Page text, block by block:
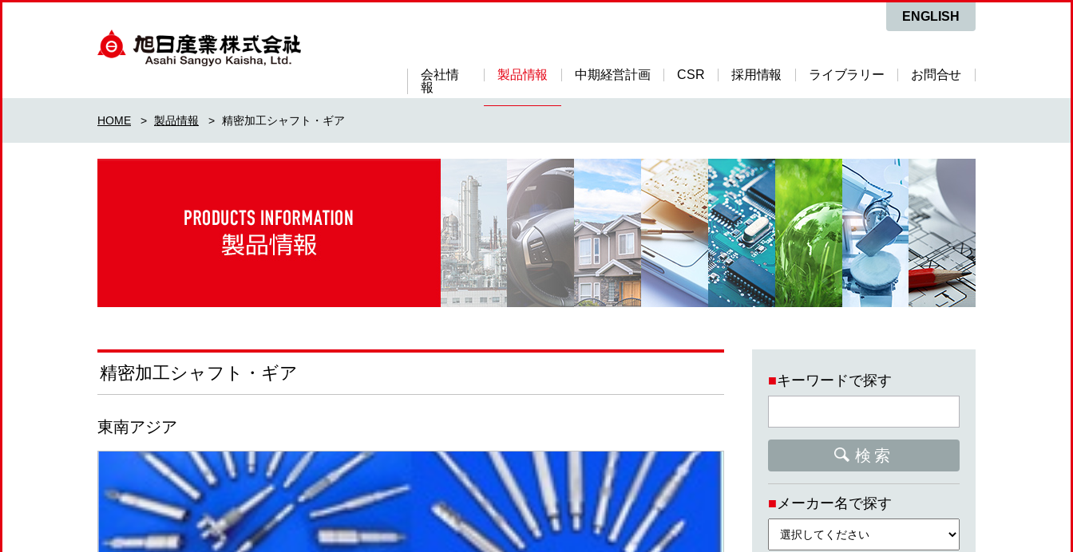
会社情
報
製品情報 中期経営計画 CSR 採用情報 ライブラリー お問合せ
ENGLISH
HOME > 製品情報 > 精密加工シャフト・ギア
精密加工シャフト・ギア
東南アジア
■キーワードで探す
検索
■メーカー名で探す